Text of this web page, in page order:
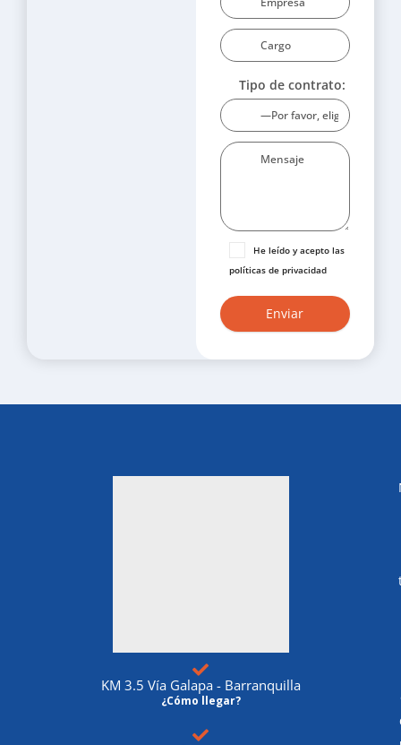
Tipo de contrato:
He leído y acepto las
políticas de privacidad
KM 3.5 Vía Galapa - Barranquilla
¿Cómo llegar?